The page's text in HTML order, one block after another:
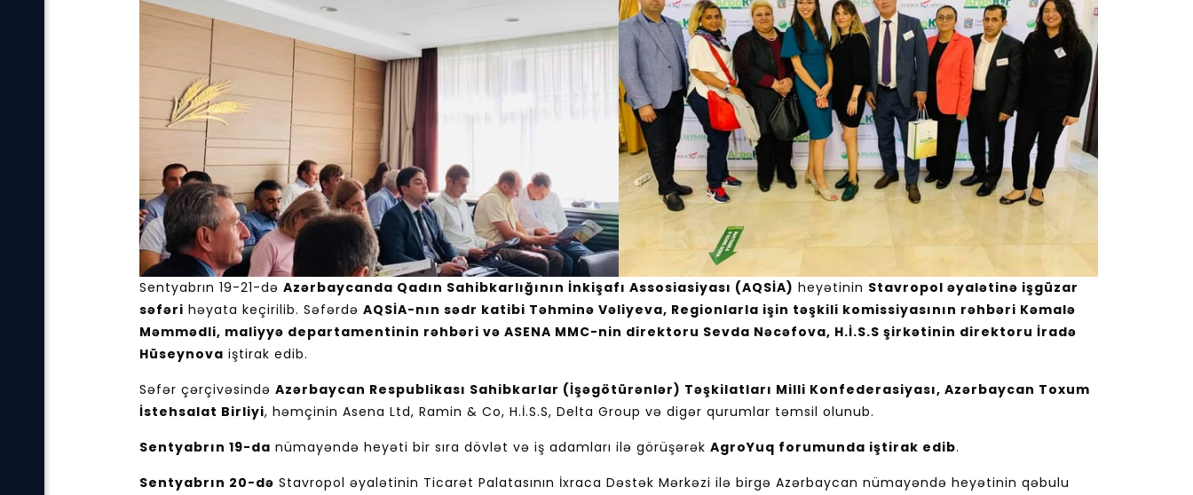
Sentyabrın 19-21-dəAzərbaycanda Qadın Sahibkarlığının İnkişafı Assosiasiyası (AQSİA) heyətinin Stavropol əyalətinə işgüzar
səfəri həyata keçirilib. SəfərdəAQSİA-nın sədr katibi Təhminə Vəliyeva, Regionlarla işin təşkili komissiyasının rəhbəri Kəmalə
Məmmədli, maliyyə departamentinin rəhbəri və ASENA MMC-nin direktoru Sevda Nəcəfova, H.İ.S.S şirkətinin direktoru İradə
Hüseynova iştirak edib.
Səfər çərçivəsindəAzərbaycan Respublikası Sahibkarlar (İşəgötürənlər) Təşkilatları Milli Konfederasiyası, Azərbaycan Toxum
İstehsalat Birliyi, həmçinin Asena Ltd, Ramin & Co, H.İ.S.S, Delta Group və digər qurumlar təmsil olunub.
Sentyabrın 19-da nümayəndə heyəti bir sıra dövlət və iş adamları ilə görüşərəkAgroYuq forumunda iştirak edib.
Sentyabrın 20-də Stavropol əyalətinin Ticarət Palatasının İxraca Dəstək Mərkəzi ilə birgə Azərbaycan nümayəndə heyətinin qəbulu